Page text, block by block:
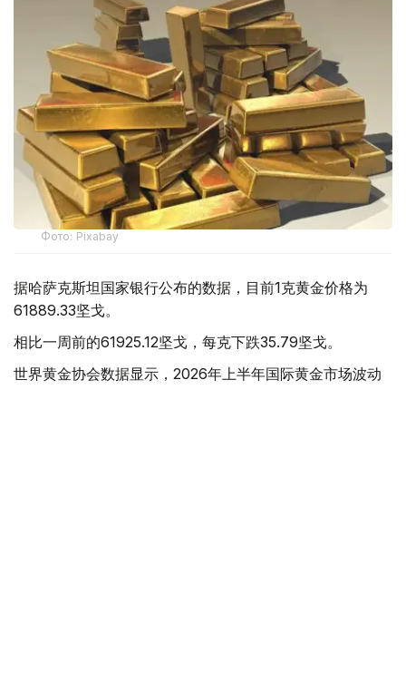
Фото: Pixabay
据哈萨克斯坦国家银行公布的数据，目前1克黄金价格为
61889.33坚戈。
相比一周前的61925.12坚戈，每克下跌35.79坚戈。
世界黄金协会数据显示，2026年上半年国际黄金市场波动